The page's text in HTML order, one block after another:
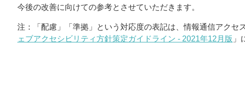
今後の改善に向けての参考とさせていただきます。
注：「配慮」「準拠」という対応度の表記は、情報通信アクセ
ェブアクセシビリティ方針策定ガイドライン - 2021年12月版 」